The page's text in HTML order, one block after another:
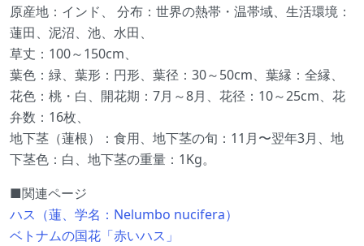
原産地：インド、 分布：世界の熱帯・温帯域、生活環境：
蓮田、泥沼、池、水田、
草丈：100～150cm、
葉色：緑、葉形：円形、葉径：30～50cm、葉縁：全縁、
花色：桃・白、開花期：7月～8月、花径：10～25cm、花
弁数：16枚、
地下茎（蓮根）：食用、地下茎の旬：11月〜翌年3月、地
下茎色：白、地下茎の重量：1Kg。
■関連ページ
ハス（蓮、学名：Nelumbo nucifera）
ベトナムの国花「赤いハス」